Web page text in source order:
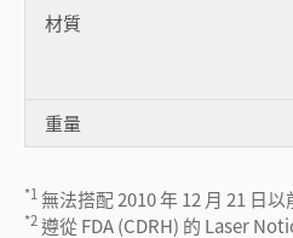
材質
重量
*1 無法搭配 2010 年 12 月 21 日
*2遵從 FDA (CDRH) 的 Laser